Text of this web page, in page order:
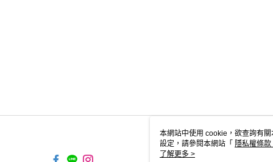
本網站中使用 cookie，欲查詢有
設定，請參閱本網站「 隱私權條款
使用 cookie。
了解更多 >